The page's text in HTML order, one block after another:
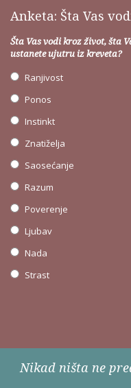
Anketa: Šta Vas
Šta Vas vodi kroz život, šta
ustanete ujutru iz kreveta?
Ranjivost
Ponos
Instinkt
Znatiželja
Saosećanje
Razum
Poverenje
Ljubav
Nada
Strast
Nikad ništa ne